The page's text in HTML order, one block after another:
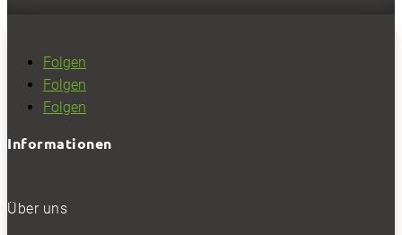
Folgen
Folgen
Folgen
Informationen
Über uns